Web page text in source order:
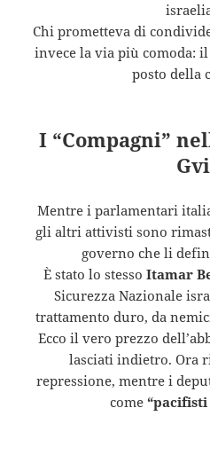
Chi prometteva di
invece la via più comoda: il
posto della
I “Compagni”
Mentre i parlamentari
gli altri attivisti sono
governo che li
È stato lo stesso Itamar
Sicurezza Nazionale
trattamento duro, da
Ecco il vero prezzo
lasciati indietro. Ora
repressione, mentre i
come “pacifisti